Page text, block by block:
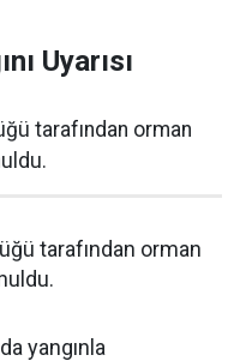
Uyarısı
tarafından orman
tarafından orman
yangınla